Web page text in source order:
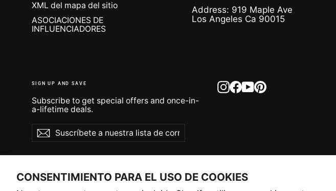
CONSENTIMIENTO PARA EL USO DE COOKIES
XML del mapa del sitio
ASOCIACIONES DE
INFLUENCIADORES
Address: 919 Maple Ave
Los Angeles Ca 90015
SIGN UP AND SAVE
Subscribe to get special offers and once-in-
a-lifetime deals.
Suscríbete
nuestra
de
SuscribirSuscribir
Instagram
Facebook
YouTube
Pinterest
IDIOMA